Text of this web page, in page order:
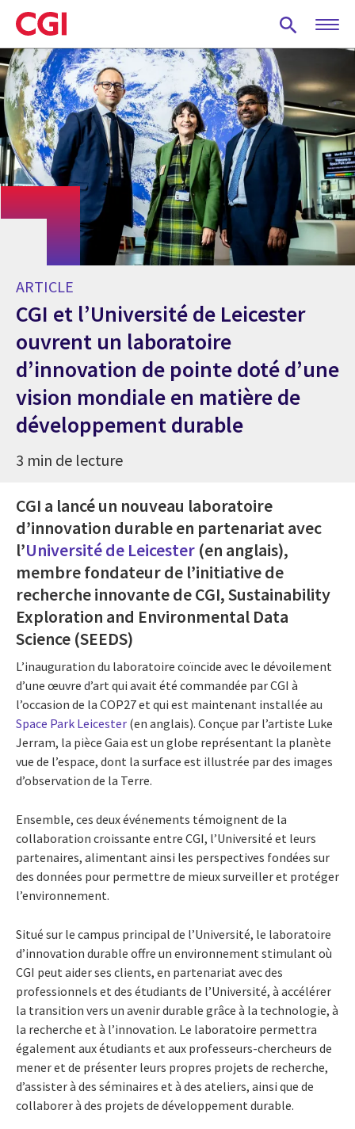
Skip
to
main
content
ARTICLE
CGI et l’Université de Leicester
ouvrent un laboratoire
d’innovation de pointe doté d’une
vision mondiale en matière de
développement durable
3 min de lecture
CGI a lancé un nouveau laboratoire
d’innovation durable en partenariat avec
l’Université de Leicester (en anglais),
membre fondateur de l’initiative de
recherche innovante de CGI, Sustainability
Exploration and Environmental Data
Science (SEEDS)
L’inauguration du laboratoire coïncide avec le dévoilement
d’une œuvre d’art qui avait été commandée par CGI à
l’occasion de la COP27 et qui est maintenant installée au
Space Park Leicester (en anglais). Conçue par l’artiste Luke
Jerram, la pièce Gaia est un globe représentant la planète
vue de l’espace, dont la surface est illustrée par des images
d’observation de la Terre.
Ensemble, ces deux événements témoignent de la
collaboration croissante entre CGI, l’Université et leurs
partenaires, alimentant ainsi les perspectives fondées sur
des données pour permettre de mieux surveiller et protéger
l’environnement.
Situé sur le campus principal de l’Université, le laboratoire
d’innovation durable offre un environnement stimulant où
CGI peut aider ses clients, en partenariat avec des
professionnels et des étudiants de l’Université, à accélérer
la transition vers un avenir durable grâce à la technologie, à
la recherche et à l’innovation. Le laboratoire permettra
également aux étudiants et aux professeurs-chercheurs de
mener et de présenter leurs propres projets de recherche,
d’assister à des séminaires et à des ateliers, ainsi que de
collaborer à des projets de développement durable.